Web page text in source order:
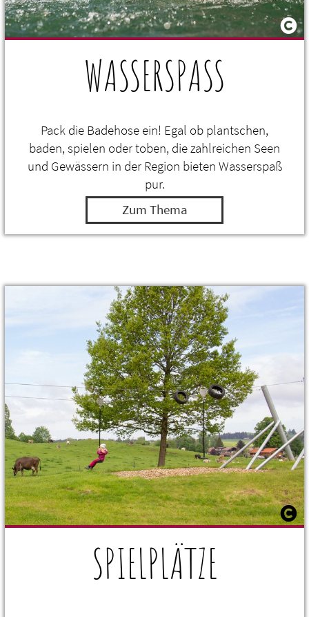
WASSERSPASS
Pack die Badehose ein! Egal ob plantschen,
baden, spielen oder toben, die zahlreichen Seen
und Gewässern in der Region bieten Wasserspaß
pur.
Zum Thema
SPIELPLÄTZE